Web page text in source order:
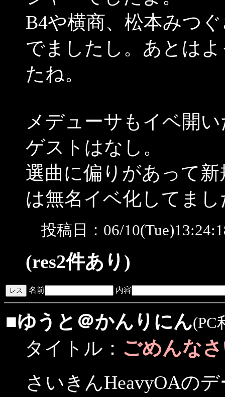
B4や横商、松本みつ
でましたし。あとは
たね。
メデューサもイベ開
ゲストはなし。
選曲に偏りがあって
は無名イベ化してま
投稿日：06/
(res2件あり)
名前 内容
■ゆうと＠かんりにん(PC
タイトル： ごめんな
さいきんHeavyOAの